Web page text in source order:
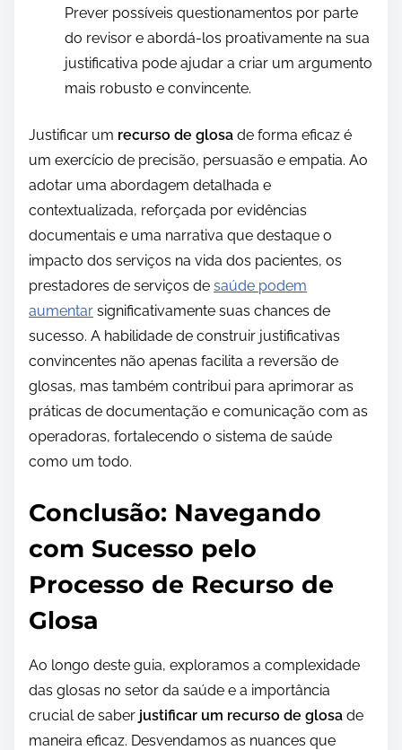
Prever possíveis questionamentos por parte
do revisor e abordá-los proativamente na sua
justificativa pode ajudar a criar um argumento
mais robusto e convincente.
Justificar um recurso de glosa de forma eficaz é
um exercício de precisão, persuasão e empatia. Ao
adotar uma abordagem detalhada e
contextualizada, reforçada por evidências
documentais e uma narrativa que destaque o
impacto dos serviços na vida dos pacientes, os
prestadores de serviços de saúde podem
aumentar significativamente suas chances de
sucesso. A habilidade de construir justificativas
convincentes não apenas facilita a reversão de
glosas, mas também contribui para aprimorar as
práticas de documentação e comunicação com as
operadoras, fortalecendo o sistema de saúde
como um todo.
Conclusão: Navegando
com Sucesso pelo
Processo de Recurso de
Glosa
Ao longo deste guia, exploramos a complexidade
das glosas no setor da saúde e a importância
crucial de saber justificar um recurso de glosa de
maneira eficaz. Desvendamos as nuances que